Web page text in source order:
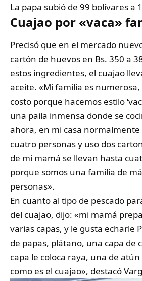
La papa subió de 99 bolívares a
Cuajao por «vaca»
Precisó que en el mercado
cartón de huevos en Bs. 350 a
estos ingredientes, el cuajao
aceite. «Mi familia es
costo porque hacemos estilo
una paila inmensa donde se
ahora, en mi casa normalmente
cuatro personas y uso dos
de mi mamá se llevan hasta
porque somos una familia de
personas».
En cuanto al tipo de pescado
del cuajao, dijo: «mi mamá
varias capas, y le gusta echarle
de papas, plátano, una capa de
capa le coloca raya, una de
como es el cuajao», destacó